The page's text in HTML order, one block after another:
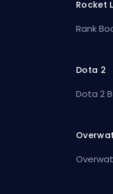
Rocket
Rank
Dota 2
Dota 2